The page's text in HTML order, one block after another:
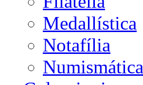
Medallística
Notafília
Numismática